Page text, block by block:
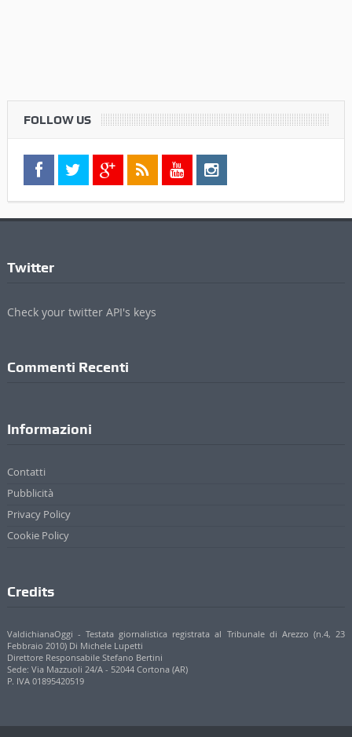
FOLLOW US
Twitter
Check your twitter API's keys
Commenti Recenti
Informazioni
Contatti
Pubblicità
Privacy Policy
Cookie Policy
Credits
ValdichianaOggi - Testata giornalistica registrata al Tribunale di Arezzo (n.4, 23
Febbraio 2010) Di Michele Lupetti
Direttore Responsabile Stefano Bertini
Sede: Via Mazzuoli 24/A - 52044 Cortona (AR)
P. IVA 01895420519